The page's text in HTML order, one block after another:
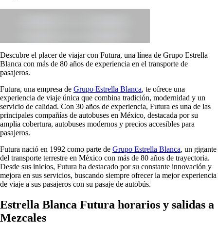
Descubre el placer de viajar con Futura, una línea de Grupo Estrella
Blanca con más de 80 años de experiencia en el transporte de
pasajeros.
Futura, una empresa de Grupo Estrella Blanca, te ofrece una
experiencia de viaje única que combina tradición, modernidad y un
servicio de calidad. Con 30 años de experiencia, Futura es una de las
principales compañías de autobuses en México, destacada por su
amplia cobertura, autobuses modernos y precios accesibles para
pasajeros.
Futura nació en 1992 como parte de Grupo Estrella Blanca, un gigante
del transporte terrestre en México con más de 80 años de trayectoria.
Desde sus inicios, Futura ha destacado por su constante innovación y
mejora en sus servicios, buscando siempre ofrecer la mejor experiencia
de viaje a sus pasajeros con su pasaje de autobús.
Estrella Blanca Futura horarios y salidas a
Mezcales